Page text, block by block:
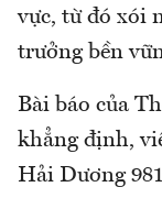
vực, từ đó xói
trưởng bền
Bài báo của
khẳng định,
Hải Dương